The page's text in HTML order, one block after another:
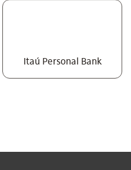
Itaú Personal Bank